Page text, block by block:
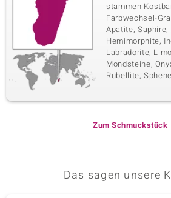
stammen
Farbwechsel-
Apatite,
Hemimorphite,
Labradorite,
Mondsteine,
Rubellite,
Zum Schmuckstück
Das sagen unsere